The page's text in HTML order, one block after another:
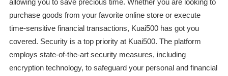
allowing you to save precious time. Whether you are looking to
purchase goods from your favorite online store or execute
time-sensitive financial transactions, Kuai500 has got you
covered. Security is a top priority at Kuai500. The platform
employs state-of-the-art security measures, including
encryption technology, to safeguard your personal and financial